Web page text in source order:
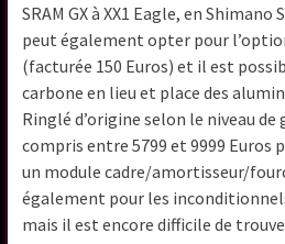
SRAM GX à XX1 Eagle, en Shimano
peut également opter pour
(facturée 150 Euros) et il est
carbone en lieu et place des
Ringlé d’origine selon le niveau
compris entre 5799 et 9999 Euros
un module cadre/amortisseur/
également pour les
mais il est encore difficile de